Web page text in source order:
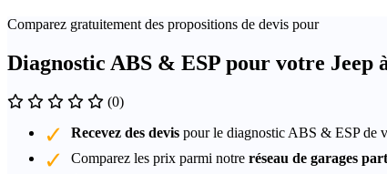
Comparez gratuitement des propositions de devis pour
Diagnostic ABS & ESP pour votre Jeep
(0)
Recevez des devis pour le diagnostic ABS & ESP de
Comparez les prix parmi notre réseau de garages